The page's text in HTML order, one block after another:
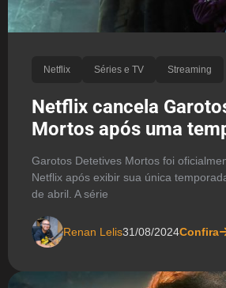
Netflix Séries e TV Streaming
Netflix cancela
Mortos após uma
Garotos Detetives Mortos foi
Netflix após exibir sua única
de abril. A série
Renan Lelis31/08/2024Confira